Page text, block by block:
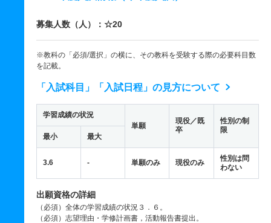
募集人数（人）：☆20
※教科の「必須/選択」の横に、その教科を受験する際の必要科目数
を記載。
「入試科目」「入試日程」の見方について
学習成績の状況
単願
現役／既
卒
性別の制
限
最小 最大
3.6 - 単願のみ 現役のみ
性別は問
わない
出願資格の詳細
（必須）全体の学習成績の状況３．６。
（必須）志望理由・学修計画書，活動報告書提出。